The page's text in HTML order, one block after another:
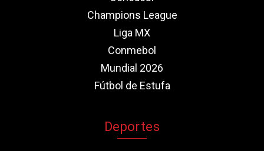
Champions League
Liga MX
Conmebol
Mundial 2026
Fútbol de Estufa
Deportes